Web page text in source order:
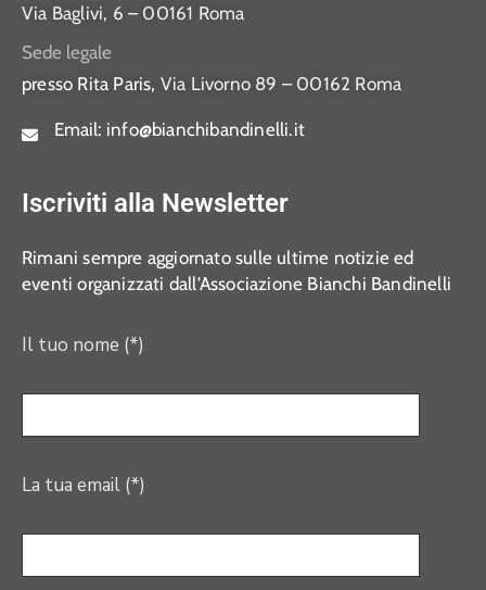
Via Baglivi, 6 – 00161 Roma
Sede legale
presso Rita Paris, Via Livorno 89 – 00162 Roma
Email: info@bianchibandinelli.it
Iscriviti alla Newsletter
Rimani sempre aggiornato sulle ultime notizie ed
eventi organizzati dall’Associazione Bianchi Bandinelli
Il tuo nome (*)
La tua email (*)